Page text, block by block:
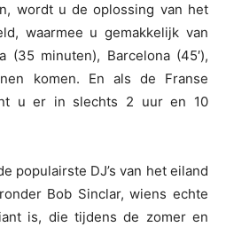
wordt u de oplossing van het
waarmee u gemakkelijk van
(35 minuten), Barcelona (45′),
komen. En als de Franse
u er in slechts 2 uur en 10
populairste DJ’s van het eiland
Bob Sinclar, wiens echte
is, die tijdens de zomer en